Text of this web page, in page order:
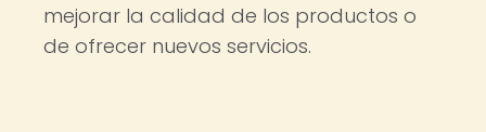
mejorar la calidad de los productos o
de ofrecer nuevos servicios.